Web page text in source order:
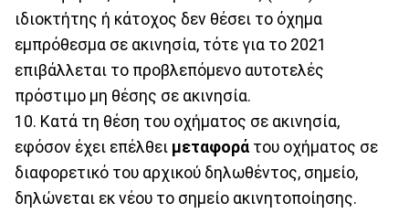
ιδιοκτήτης ή κάτοχος δεν θέσει το όχημα
εμπρόθεσμα σε ακινησία, τότε για το 2021
επιβάλλεται το προβλεπόμενο αυτοτελές
πρόστιμο μη θέσης σε ακινησία.
10. Κατά τη θέση του οχήματος σε ακινησία,
εφόσον έχει επέλθει μεταφορά του οχήματος σε
διαφορετικό του αρχικού δηλωθέντος, σημείο,
δηλώνεται εκ νέου το σημείο ακινητοποίησης.